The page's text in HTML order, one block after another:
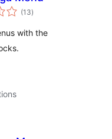
(13total
ratings
)
with the